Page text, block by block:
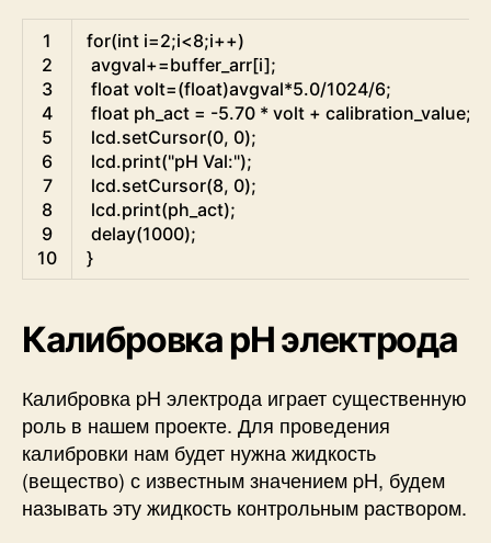
1
2
3
4
5
6
7
8
9
10
for(int i=2;i<8;i++)
avgval+=buffer_arr[i];
float volt=(float)avgval*5.0/1024/6;
float ph_act = -5.70 * volt + calibration_value;
lcd.setCursor(0, 0);
lcd.print("pH Val:");
lcd.setCursor(8, 0);
lcd.print(ph_act);
delay(1000);
}
Калибровка pH электрода
Калибровка pH электрода играет существенную
роль в нашем проекте. Для проведения
калибровки нам будет нужна жидкость
(вещество) с известным значением pH, будем
называть эту жидкость контрольным раствором.